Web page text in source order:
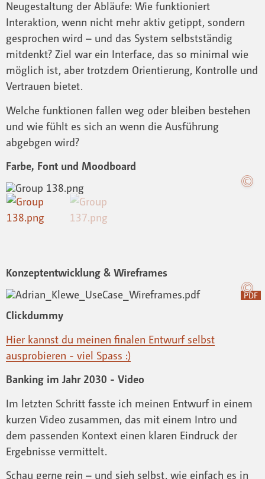
Neugestaltung der Abläufe: Wie funktioniert
Interaktion, wenn nicht mehr aktiv getippt, sondern
gesprochen wird – und das System selbstständig
mitdenkt? Ziel war ein Interface, das so minimal wie
möglich ist, aber trotzdem Orientierung, Kontrolle und
Vertrauen bietet.
Welche funktionen fallen weg oder bleiben bestehen
und wie fühlt es sich an wenn die Ausführung
abgebgen wird?
Farbe, Font und Moodboard
Konzeptentwicklung & Wireframes
PDF
Clickdummy
Hier kannst du meinen finalen Entwurf selbst
ausprobieren - viel Spass :)
Banking im Jahr 2030 - Video
Im letzten Schritt fasste ich meinen Entwurf in einem
kurzen Video zusammen, das mit einem Intro und
dem passenden Kontext einen klaren Eindruck der
Ergebnisse vermittelt.
Schau gerne rein – und sieh selbst, wie einfach es in